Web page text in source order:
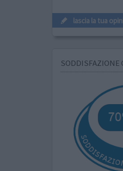
lascia la tua
SODDISFAZIONE